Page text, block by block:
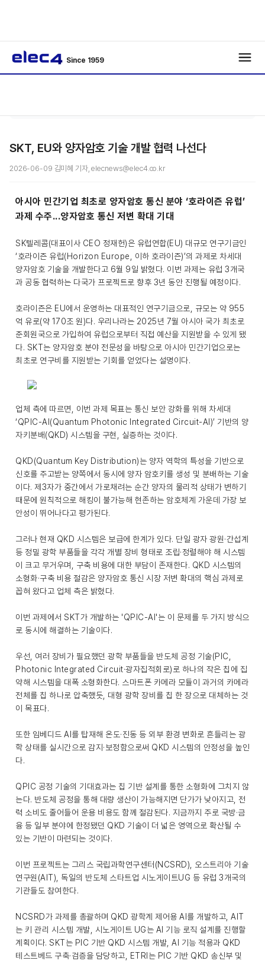
Since 1959
SKT, EU와 양자암호 기술 개발 협력 나선다
2026-06-09 김미혜 기자, elecnews@elec4.co.kr
아시아 민간기업 최초로 양자암호 통신 분야 ‘호라이즌 유럽’
과제 수주...양자암호 통신 저변 확대 기대
SK텔레콤(대표이사 CEO 정재헌)은 유럽연합(EU) 대규모 연구기금인
‘호라이즌 유럽(Horizon Europe, 이하 호라이즌)’의 과제로 차세대
양자암호 기술을 개발한다고 6월 9일 밝혔다. 이번 과제는 유럽 3개국
과 공동 협력하는 다국가 프로젝트로 향후 3년 동안 진행될 예정이다.
호라이즌은 EU에서 운영하는 대표적인 연구기금으로, 규모는 약 955
억 유로(약 170조 원)다. 우리나라는 2025년 7월 아시아 국가 최초로
준회원국으로 가입하여 유럽으로부터 직접 예산을 지원받을 수 있게 됐
다. SKT는 양자암호 분야 전문성을 바탕으로 아시아 민간기업으로는
최초로 연구비를 지원받는 기회를 얻었다는 설명이다.
업체 측에 따르면, 이번 과제 목표는 통신 보안 강화를 위해 차세대
‘QPIC-AI(Quantum Photonic Integrated Circuit-AI)’ 기반의 양
자키분배(QKD) 시스템을 구현, 실증하는 것이다.
QKD(Quantum Key Distribution)는 양자 역학의 특성을 기반으로
신호를 주고받는 양쪽에서 동시에 양자 암호키를 생성 및 분배하는 기술
이다. 제3자가 중간에서 가로채려는 순간 양자의 물리적 상태가 변하기
때문에 원칙적으로 해킹이 불가능해 현존하는 암호체계 가운데 가장 보
안성이 뛰어나다고 평가된다.
그러나 현재 QKD 시스템은 보급에 한계가 있다. 단일 광자 광원·간섭계
등 정밀 광학 부품들을 각각 개별 장비 형태로 조립·정렬해야 해 시스템
이 크고 무거우며, 구축 비용에 대한 부담이 존재한다. QKD 시스템의
소형화·구축 비용 절감은 양자암호 통신 시장 저변 확대의 핵심 과제로
꼽혀 왔다고 업체 측은 밝혔다.
이번 과제에서 SKT가 개발하는 'QPIC-AI'는 이 문제를 두 가지 방식으
로 동시에 해결하는 기술이다.
우선, 여러 장비가 필요했던 광학 부품들을 반도체 공정 기술(PIC,
Photonic Integrated Circuit·광자집적회로)로 하나의 작은 칩에 집
약해 시스템을 대폭 소형화한다. 스마트폰 카메라 모듈이 과거의 카메라
전체를 칩 하나로 압축했듯, 대형 광학 장비를 칩 한 장으로 대체하는 것
이 목표다.
또한 임베디드 AI를 탑재해 온도·진동 등 외부 환경 변화로 흔들리는 광
학 상태를 실시간으로 감지·보정함으로써 QKD 시스템의 안정성을 높인
다.
QPIC 공정 기술의 기대효과는 칩 기반 설계를 통한 소형화에 그치지 않
는다. 반도체 공정을 통해 대량 생산이 가능해지면 단가가 낮아지고, 전
력 소비도 줄어들어 운용 비용도 함께 절감된다. 지금까지 주로 국방·금
융 등 일부 분야에 한정됐던 QKD 기술이 더 넓은 영역으로 확산될 수
있는 기반이 마련되는 것이다.
이번 프로젝트는 그리스 국립과학연구센터(NCSRD), 오스트리아 기술
연구원(AIT), 독일의 반도체 스타트업 시노게이트UG 등 유럽 3개국의
기관들도 참여한다.
NCSRD가 과제를 총괄하며 QKD 광학계 제어용 AI를 개발하고, AIT
는 키 관리 시스템 개발, 시노게이트 UG는 AI 기능 로직 설계를 진행할
계획이다. SKT는 PIC 기반 QKD 시스템 개발, AI 기능 적용과 QKD
테스트베드 구축·검증을 담당하고, ETRI는 PIC 기반 QKD 송신부 및